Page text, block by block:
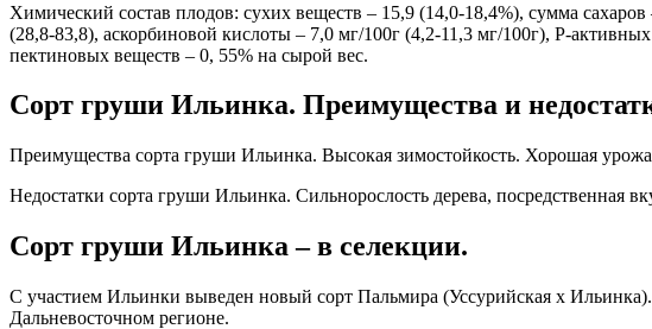
Химический состав плодов: сухих веществ – 15,9 (14,0-18,4%), сумма
(28,8-83,8), аскорбиновой кислоты – 7,0 мг/100г (4,2-11,3 мг/100г), Р-
пектиновых веществ – 0, 55% на сырой вес.
Сорт груши Ильинка. Преимущества и
Преимущества сорта груши Ильинка. Высокая зимостойкость. Хорошая
Недостатки сорта груши Ильинка. Сильнорослость дерева, посредственная
Сорт груши Ильинка – в селекции.
С участием Ильинки выведен новый сорт Пальмира (Уссурийская х
Дальневосточном регионе.